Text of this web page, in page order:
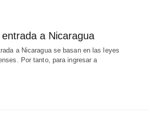
a Nicaragua
a Nicaragua se basan en las leyes
Por tanto, para ingresar a